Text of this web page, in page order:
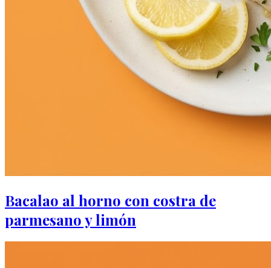
Bacalao al horno con costra de
parmesano y limón